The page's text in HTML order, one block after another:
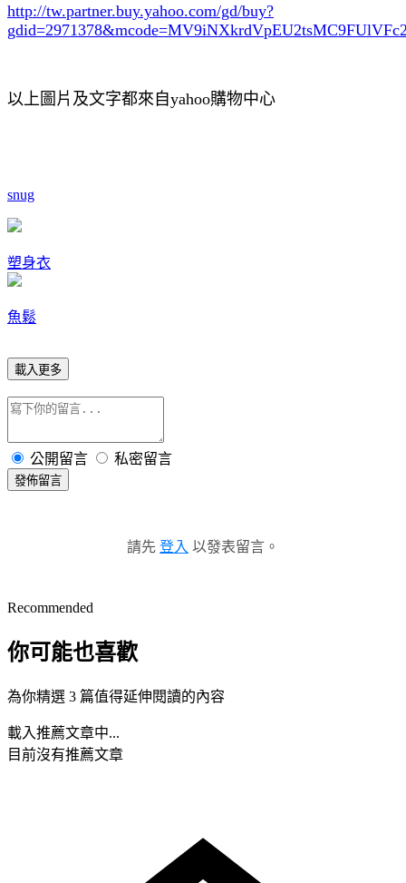
http://tw.partner.buy.yahoo.com/gd/buy?
gdid=2971378
以上圖片及文字都來自yahoo購物中心
snug
塑身衣
魚鬆
載入更多
公開留言 私密留言
發佈留言
請先 登入 以發表留言。
Recommended
你可能也喜歡
為你精選 3 篇值得延伸閱讀的內容
載入推薦文章中...
目前沒有推薦文章